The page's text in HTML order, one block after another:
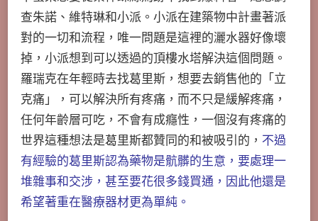
查朱諾、維特琳和小派。小派在建築物中計畫著派
對的一切和流程，唯一問題是這裡的灑水器好像壞
掉，小派想到可以透過的頂樓水塔解決這個問題。
羅瑞克在年輕時去找葛里斯，想要去銷售他的「立
克痛」，可以解決所有疼痛，而不只是緩解疼痛，
任何年齡層可吃，不會有成癮性，一個沒有疼痛的
世界這種想法是葛里斯都贊同的和被吸引的， 不過
有經驗的葛里斯認為藥物是骯髒的生意，要處理一
堆雜事和交涉，甚至要花很多錢買通，因此他還是
希望著重在醫療器材更為單純。